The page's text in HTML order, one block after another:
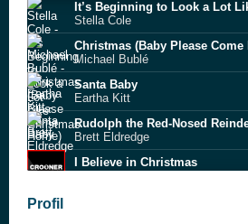
Stella Cole
Michael Bublé
Santa Baby
Eartha Kitt
Rudolph the Red‐Nosed
Brett Eldredge
I Believe in Christmas
Profil